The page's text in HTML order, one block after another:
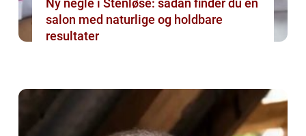
Ny negle i Stenløse: sådan finder du en
salon med naturlige og holdbare
resultater